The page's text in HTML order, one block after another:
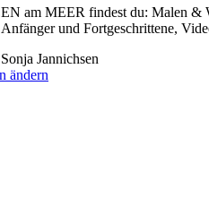
am MEER findest du: Malen &
und Fortgeschrittene,
Jannichsen
ändern